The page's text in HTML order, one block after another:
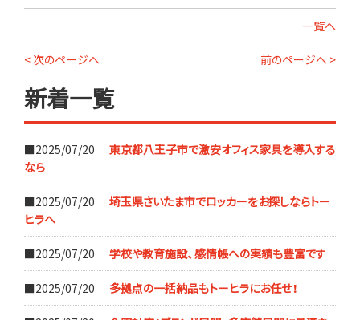
一覧へ
< 次のページへ 前のページへ >
新着一覧
■2025/07/20
東京都八王子市で激安オフィス家具を導入する
なら
■2025/07/20
埼玉県さいたま市でロッカーをお探しならトー
ヒラへ
■2025/07/20 学校や教育施設、感情帳への実績も豊富です
■2025/07/20 多拠点の一括納品もトーヒラにお任せ！